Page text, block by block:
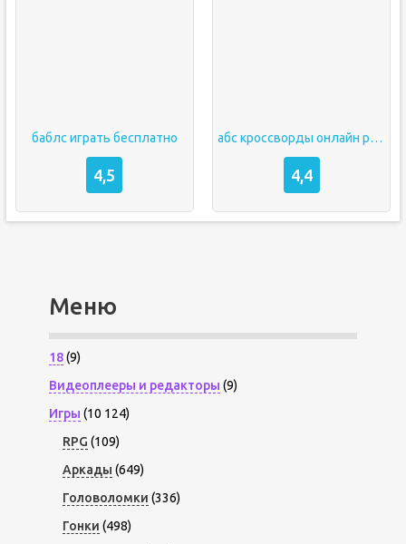
баблс играть бесплатно
4,5
абс кроссворды онлайн разгадывать бесплатно
4,4
Меню
18(9)
Видеоплееры и редакторы (9)
Игры (10 124)
RPG (109)
Аркады (649)
Головоломки (336)
Гонки (498)